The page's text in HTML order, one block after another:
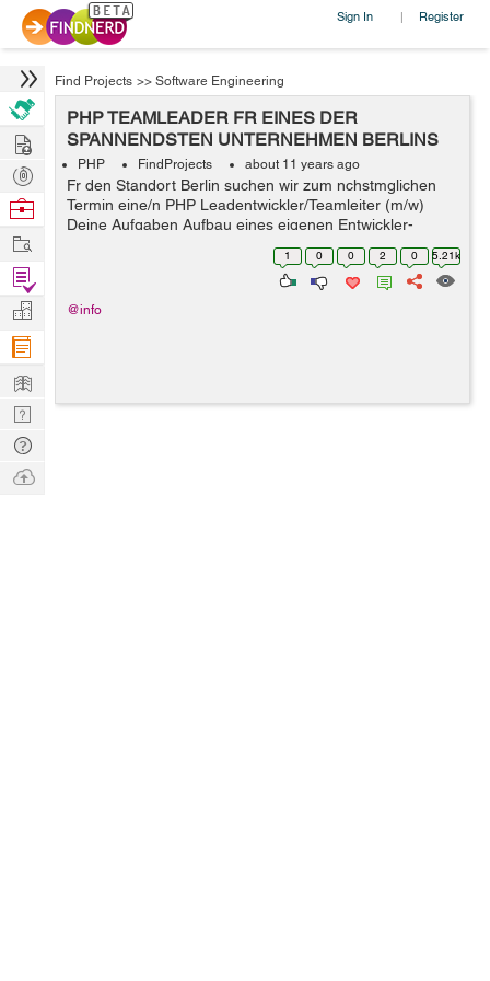
Sign In | Register
Find Projects >> Software Engineering
PHP TEAMLEADER FR EINES DER
SPANNENDSTEN UNTERNEHMEN BERLINS
GESUCHT !!!
PHP FindProjects about 11 years ago
Fr den Standort Berlin suchen wir zum nchstmglichen
Termin eine/n PHP Leadentwickler/Teamleiter (m/w)
Deine Aufgaben Aufbau eines eigenen Entwickler-
Teams mit dem Ziel fachliche und eventuell
disziplinarische Fhrung eines bis zu 5 kpfig...
1 0 0 2 0 5.21k
@info
Hire
Post
Projects
Browse
Work
Find
Projects
Manage
Company
Learn
Nerd
Digest
Tech
Q & A
Ask